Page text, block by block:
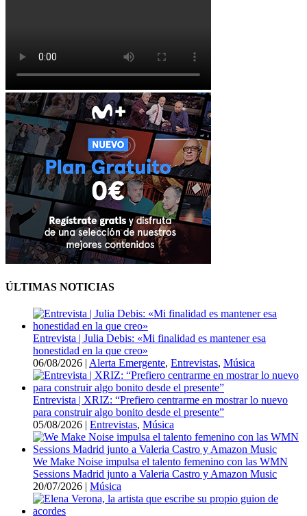
ÚLTIMAS NOTICIAS
Entrevista | Julia Debis: «Mi finalidad es mantener esa
honestidad en la que creo»
06/08/2026 | Alerta Emergente, Entrevistas, Música
Entrevista | XRIZ: “Prefiero centrarme en mostrar lo nuevo
para construir algo bonito desde el presente”
05/08/2026 | Entrevistas, Música
We Make Noise impulsa el talento femenino con las WMN
Sessions Madrid junto a Valeria Castro y Amazon Music
20/07/2026 | Música